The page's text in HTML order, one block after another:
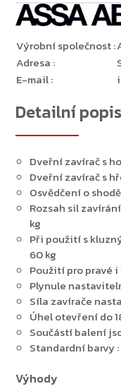
Detailní
Dveřní zavírač s
Dveřní zavírač s
Osvědčení o
Rozsah sil
kg
Při použití s
60 kg
Použití pro pravé i
Plynule
Síla zavírače
Úhel otevření do
Součástí balení
Standardní barvy :
Výhody
Výrobní společnost:
Adresa :
E-mail: